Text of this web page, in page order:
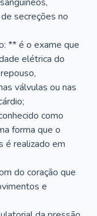
secreções no
** é o exame que
elétrica do
válvulas ou nas
como
forma que o
é realizado em
do coração que
e